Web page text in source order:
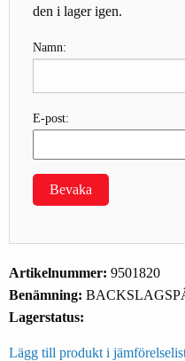
den i lager igen.
Namn:
E-post:
Bevaka
Artikelnummer: 9501820
Benämning:
Lagerstatus:
Lägg till produkt i